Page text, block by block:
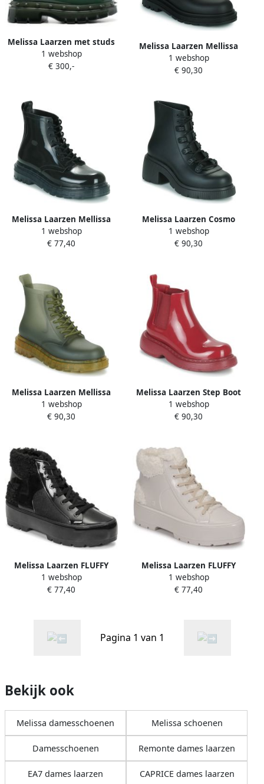
Melissa Laarzen met studs
Groen
1 webshop
€ 300,-
Melissa Laarzen Mellissa
Coturno Ad
1 webshop
€ 90,30
Melissa Laarzen Mellissa
Coturno Ad
1 webshop
€ 77,40
Melissa Laarzen Cosmo
Boot Ad
1 webshop
€ 90,30
Melissa Laarzen Mellissa
Coturno Ad
1 webshop
€ 90,30
Melissa Laarzen Step Boot
Ad
1 webshop
€ 90,30
Melissa Laarzen FLUFFY
SNEAKER AD
1 webshop
€ 77,40
Melissa Laarzen FLUFFY
SNEAKER AD
1 webshop
€ 77,40
Pagina 1 van 1
Bekijk ook
Melissa damesschoenen Melissa schoenen
Damesschoenen Remonte dames laarzen
EA7 dames laarzen CAPRICE dames laarzen